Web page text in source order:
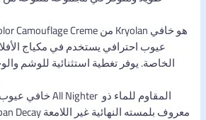
عيوب احترافي يستخدم في مكياج
الخاصة. يوفر تغطية استثنائية للوشم